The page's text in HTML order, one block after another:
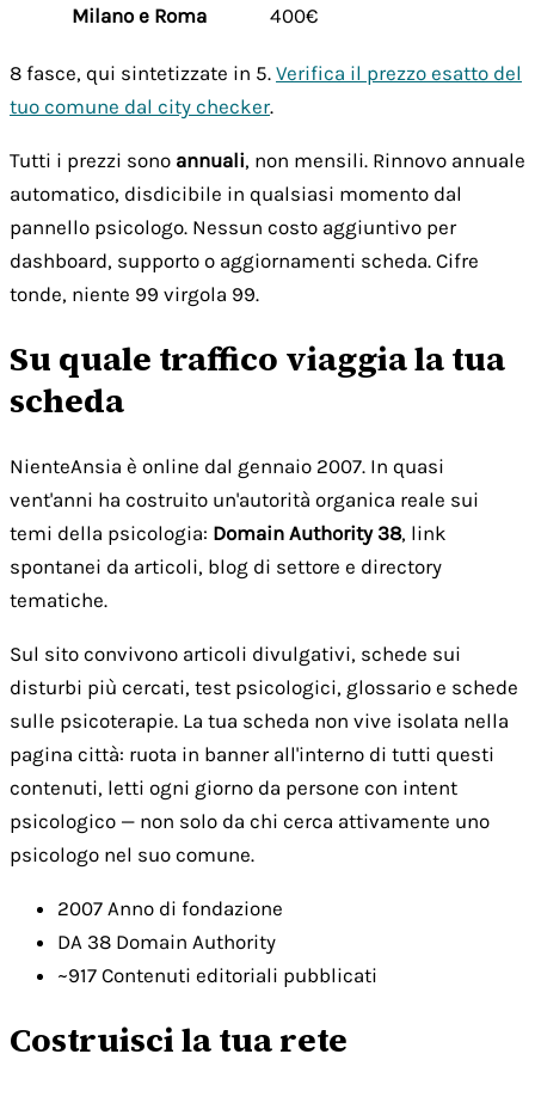
Milano e Roma
400€
8 fasce, qui sintetizzate in 5. Verifica il prezzo esatto del
tuo comune dal city checker.
Tutti i prezzi sono annuali, non mensili. Rinnovo annuale
automatico, disdicibile in qualsiasi momento dal
pannello psicologo. Nessun costo aggiuntivo per
dashboard, supporto o aggiornamenti scheda. Cifre
tonde, niente 99 virgola 99.
Su quale traffico viaggia la tua
scheda
NienteAnsia è online dal gennaio 2007. In quasi
vent'anni ha costruito un'autorità organica reale sui
temi della psicologia: Domain Authority 38, link
spontanei da articoli, blog di settore e directory
tematiche.
Sul sito convivono articoli divulgativi, schede sui
disturbi più cercati, test psicologici, glossario e schede
sulle psicoterapie. La tua scheda non vive isolata nella
pagina città: ruota in banner all'interno di tutti questi
contenuti, letti ogni giorno da persone con intent
psicologico — non solo da chi cerca attivamente uno
psicologo nel suo comune.
2007 Anno di fondazione
DA 38 Domain Authority
~917 Contenuti editoriali pubblicati
Costruisci la tua rete